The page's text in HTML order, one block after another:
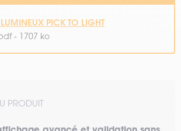
PICK TO LIGHT
- 1707 ko
PRODUIT